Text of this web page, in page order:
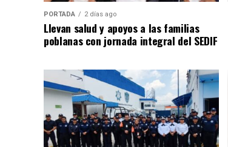
PORTADA 2 días ago
Llevan salud y apoyos a las familias
poblanas con jornada integral del SEDIF